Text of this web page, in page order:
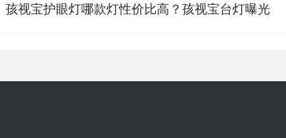
孩视宝护眼灯哪款灯性价比高？孩视宝台灯曝光